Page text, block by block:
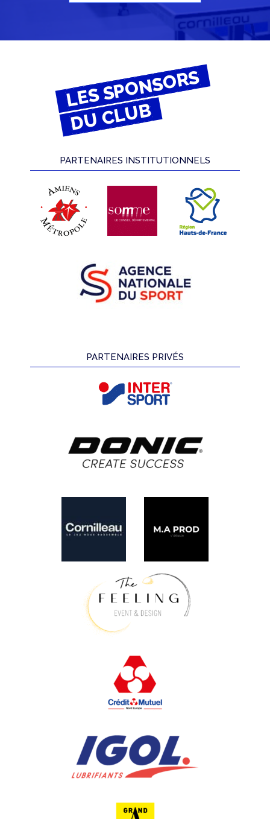
LES SPONSORS
DU CLUB
PARTENAIRES INSTITUTIONNELS
PARTENAIRES PRIVÉS